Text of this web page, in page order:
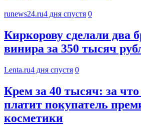
runews24.ru4 дня спустя 0
Киркорову сделали два
винира за 350 тысяч
Lenta.ru4 дня спустя 0
Крем за 40 тысяч: за
платит покупатель
косметики